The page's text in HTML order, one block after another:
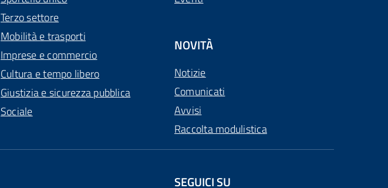
Terzo settore
Mobilità e trasporti
Imprese e commercio
Cultura e tempo libero
Giustizia e sicurezza pubblica
Sociale
NOVITÀ
Notizie
Comunicati
Avvisi
Raccolta modulistica
SEGUICI SU